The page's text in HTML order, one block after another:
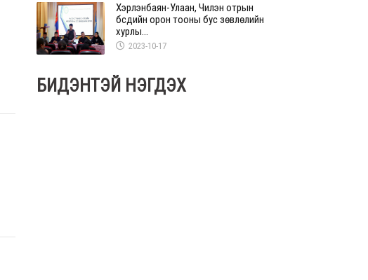
Хэрлэнбаян-Улаан, Чилэн отрын
бүсүүдийн орон тооны бус зөвлөлийн
хурлы...
2023-10-17
БИДЭНТЭЙ НЭГДЭХ